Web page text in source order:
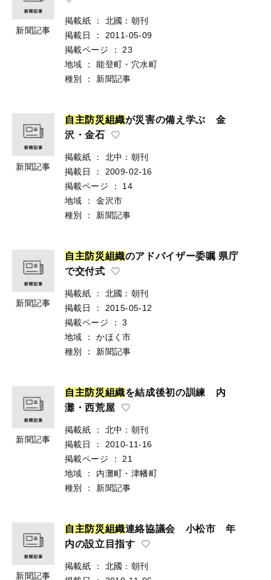
新聞記事
掲載紙 ：
北國：朝刊
掲載日
：
2011-05-09
掲載ページ
：
23
地域
：
能登町・穴水町
種別
： 新聞記事
新聞記事
自 主防災組織が災害の備え学ぶ 金
沢・金石
掲載紙 ：
北中：朝刊
掲載日
：
2009-02-16
掲載ページ
：
14
地域
：
金沢市
種別
： 新聞記事
新聞記事
自 主防災組織のアドバイザー委嘱 県庁
で交付式
掲載紙 ：
北國：朝刊
掲載日
：
2015-05-12
掲載ページ
：
3
地域
：
かほく市
種別
： 新聞記事
新聞記事
自 主防災組織を結成後初の訓練 内
灘・西荒屋
掲載紙 ：
北中：朝刊
掲載日
：
2010-11-16
掲載ページ
：
21
地域
：
内灘町・津幡町
種別
： 新聞記事
新聞記事
自 主防災組織連絡協議会 小松市 年
内の設立目指す
掲載紙 ：
北國：朝刊